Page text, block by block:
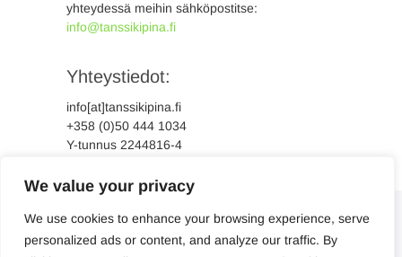
We value your privacy
We use cookies to enhance your browsing experience, serve
personalized ads or content, and analyze our traffic. By
yhteydessä meihin sähköpostitse:
info@tanssikipina.fi
Yhteystiedot:
info[at]tanssikipina.fi
+358 (0)50 444 1034
Y-tunnus 2244816-4